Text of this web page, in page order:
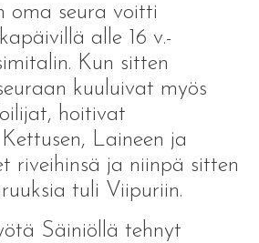
oma seura voitti
alle 16 v.-
Kun sitten
kuuluivat myös
hoitivat
Laineen ja
riveihinsä ja niinpä sitten
tuli Viipuriin.
Säiniöllä tehnyt